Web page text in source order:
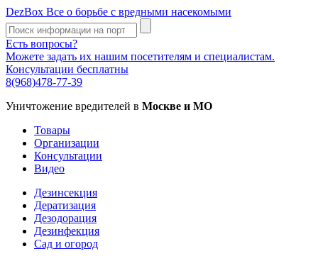
DezBox Все о борьбе с вредными насекомыми
Есть вопросы?
Можете задать их нашим посетителям и специалистам.
Консультации бесплатны
8(968)478-77-39
Уничтожение вредителей в Москве и МО
Товары
Организации
Консультации
Видео
Дезинсекция
Дератизация
Дезодорация
Дезинфекция
Сад и огород